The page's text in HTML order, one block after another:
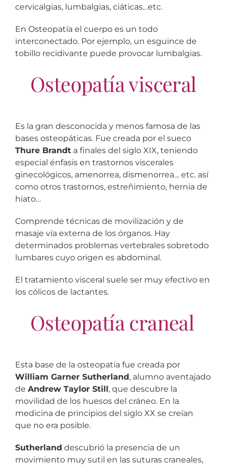
cervicalgias, lumbalgias, ciáticas…etc.
En Osteopatía el cuerpo es un todo
interconectado. Por ejemplo, un esguince de
tobillo recidivante puede provocar lumbalgias.
Osteopatía visceral
Es la gran desconocida y menos famosa de las
bases osteopáticas. Fue creada por el sueco
Thure Brandta finales del siglo XIX, teniendo
especial énfasis en trastornos viscerales
ginecológicos, amenorrea, dismenorrea… etc. así
como otros trastornos, estreñimiento, hernia de
hiato…
Comprende técnicas de movilización y de
masaje vía externa de los órganos. Hay
determinados problemas vertebrales sobretodo
lumbares cuyo origen es abdominal.
El tratamiento visceral suele ser muy efectivo en
los cólicos de lactantes.
Osteopatía craneal
Esta base de la osteopatía fue creada por
William Garner Sutherland, alumno aventajado
de Andrew Taylor Still, que descubre la
movilidad de los huesos del cráneo. En la
medicina de principios del siglo XX se creían
que no era posible.
Sutherland descubrió la presencia de un
movimiento muy sutil en las suturas craneales,